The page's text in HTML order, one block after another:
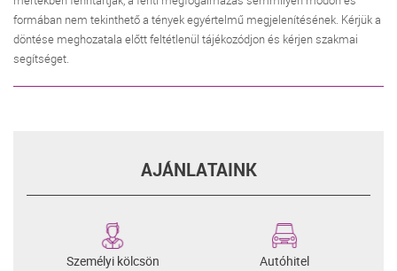
formában nem tekinthető a tények egyértelmű megjelenítésének. Kérjük a
döntése meghozatala előtt feltétlenül tájékozódjon és kérjen szakmai
segítséget.
AJÁNLATAINK
Személyi kölcsön Autóhitel